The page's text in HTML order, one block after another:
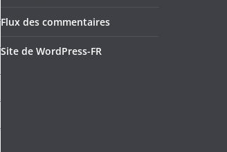
Flux des commentaires
Site de WordPress-FR